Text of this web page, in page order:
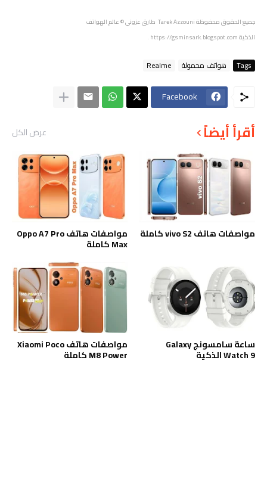
جميع الحقوق محفوظةTarek Azzouni طارق عزوني
© عالم الهواتف
الذكيةhttps://gsminsark.blogspot.com
.
Tags هواتف محمولة Realme
Facebook
أقرأ أيضاً عرض الكل
مواصفات هاتف vivo S2 كاملة مواصفات هاتف Oppo A7 Pro
Max كاملة
ساعة سامسونج Galaxy
Watch 9 الذكية
مواصفات هاتف Xiaomi Poco
M8 Power كاملة